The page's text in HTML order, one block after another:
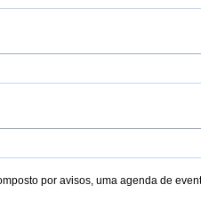
por avisos, uma agenda de